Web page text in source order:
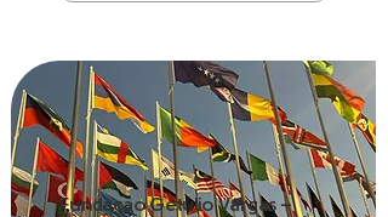
Fundação Getúlio Vargas –